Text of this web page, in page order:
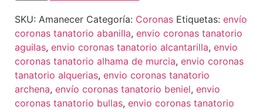
SKU: Amanecer Categoría: Coronas Etiquetas: envío
coronas tanatorio abanilla, envio coronas tanatorio
aguilas, envio coronas tanatorio alcantarilla, envio
coronas tanatorio alhama de murcia, envio coronas
tanatorio alquerias, envio coronas tanatorio
archena, envío coronas tanatorio beniel, envio
coronas tanatorio bullas, envio coronas tanatorio